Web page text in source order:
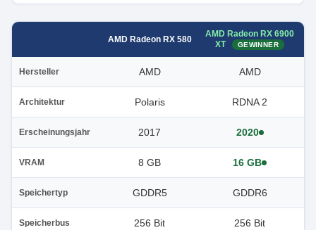
AMD Radeon RX 580
AMD Radeon RX 6900
XT
GEWINNER
Hersteller AMD AMD
Architektur Polaris RDNA 2
Erscheinungsjahr 2017 2020
VRAM 8 GB 16 GB
Speichertyp GDDR5 GDDR6
Speicherbus 256 Bit 256 Bit